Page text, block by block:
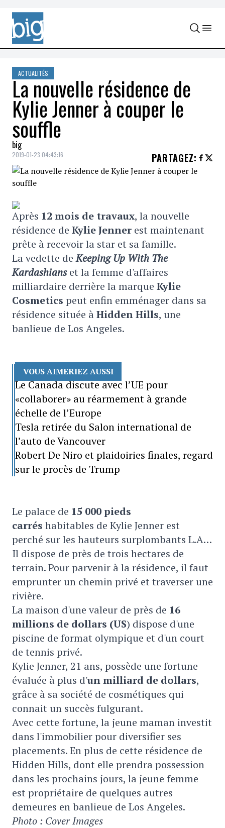
Skip to content
ACTUALITÉS
La nouvelle résidence de
Kylie Jenner à couper le
souffle
big
2019-01-23 04:43:16 PARTAGEZ:
Après 12 mois de travaux, la nouvelle
résidence de Kylie Jenner est maintenant
prête à recevoir la star et sa famille.
La vedette deKeeping Up With The
Kardashianset la femme d'affaires
milliardaire derrière la marque Kylie
Cosmetics peut enfin emménager dans sa
résidence située àHidden Hills, une
banlieue de Los Angeles.
VOUS AIMERIEZ AUSSI
Le Canada discute avec l’UE pour
«collaborer» au réarmement à grande
échelle de l’Europe
Tesla retirée du Salon international de
l’auto de Vancouver
Robert De Niro et plaidoiries finales, regard
sur le procès de Trump
Le palace de 15 000 pieds
carrés habitables de Kylie Jenner est
perché sur les hauteurs surplombants L.A…
Il dispose de près de trois hectares de
terrain. Pour parvenir à la résidence, il faut
emprunter un chemin privé et traverser une
rivière.
La maison d'une valeur de près de 16
millions de dollars (US) dispose d'une
piscine de format olympique et d'un court
de tennis privé.
Kylie Jenner, 21 ans, possède une fortune
évaluée à plus d'un milliard de dollars,
grâce à sa société de cosmétiques qui
connait un succès fulgurant.
Avec cette fortune, la jeune maman investit
dans l'immobilier pour diversifier ses
placements. En plus de cette résidence de
Hidden Hills, dont elle prendra possession
dans les prochains jours, la jeune femme
est propriétaire de quelques autres
demeures en banlieue de Los Angeles.
Photo : Cover Images